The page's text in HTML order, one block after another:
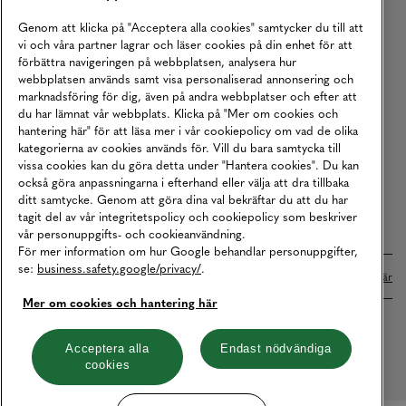
Köpvillkor
Karriär
Vårt Ansvar
Våra Tjänster
Press
Studentrabatt
B2B
Tillgänglighetsredogörelse
Betalningar online sköts i samarbete med Klarna. Läs mer här
Cookies Integritetspolicy
Hantera cookies
Genom att klicka på "Acceptera alla cookies" samtycker du till att
vi och våra partner lagrar och läser cookies på din enhet för att
förbättra navigeringen på webbplatsen, analysera hur
webbplatsen används samt visa personaliserad annonsering och
marknadsföring för dig, även på andra webbplatser och efter att
du har lämnat vår webbplats. Klicka på "Mer om cookies och
hantering här" för att läsa mer i vår cookiepolicy om vad de olika
kategorierna av cookies används för. Vill du bara samtycka till
vissa cookies kan du göra detta under "Hantera cookies". Du kan
också göra anpassningarna i efterhand eller välja att dra tillbaka
ditt samtycke. Genom att göra dina val bekräftar du att du har
tagit del av vår integritetspolicy och cookiepolicy som beskriver
vår personuppgifts- och cookieanvändning.
För mer information om hur Google behandlar personuppgifter,
se: business.safety.google/privacy/.
Mer om cookies och hantering här
Acceptera alla
cookies
Endast nödvändiga